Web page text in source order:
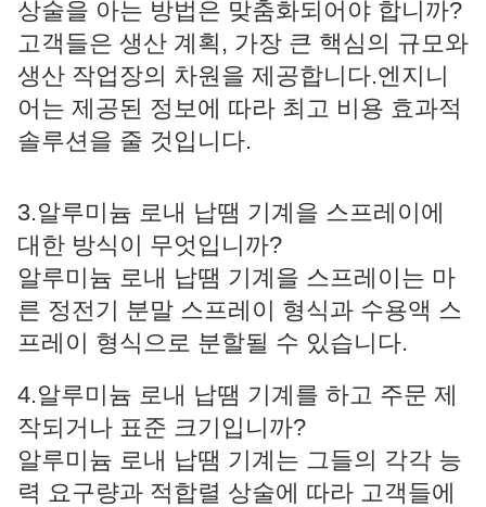
상술을 아는 방법은 맞춤화되어야 합니까?
고객들은 생산 계획, 가장 큰 핵심의 규모와
생산 작업장의 차원을 제공합니다.엔지니
어는 제공된 정보에 따라 최고 비용 효과적
솔루션을 줄 것입니다.
3.알루미늄 로내 납땜 기계을 스프레이에
대한 방식이 무엇입니까?
알루미늄 로내 납땜 기계을 스프레이는 마
른 정전기 분말 스프레이 형식과 수용액 스
프레이 형식으로 분할될 수 있습니다.
4.알루미늄 로내 납땜 기계를 하고 주문 제
작되거나 표준 크기입니까?
알루미늄 로내 납땜 기계는 그들의 각각 능
력 요구량과 적합렬 상술에 따라 고객들에